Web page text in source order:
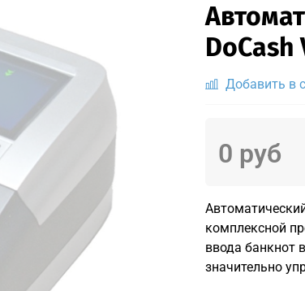
DoCash
Добавить в
0 руб
комплексной
ввода банкнот
значительно